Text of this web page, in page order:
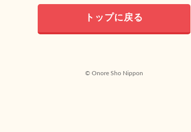
トップに戻る
© Onore Sho Nippon